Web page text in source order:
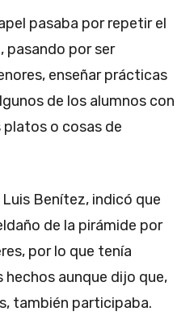
pasaba por repetir el
pasando por ser
enseñar prácticas
de los alumnos con
o cosas de
Benítez, indicó que
de la pirámide por
por lo que tenía
hechos aunque dijo que,
también participaba.